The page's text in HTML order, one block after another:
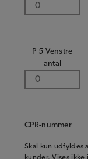
P 5 Venstre
antal
CPR-nummer
Skal kun udfyldes